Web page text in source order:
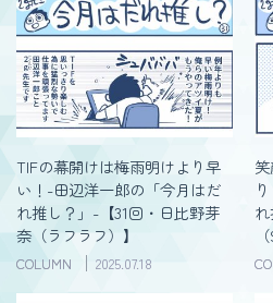
TIFの幕開けは梅雨明けより早
い！-田辺洋一郎の「今月はだ
れ推し？」-【31回・日比野芽
奈（ラフラフ）】
COLUMN 2025.07.18